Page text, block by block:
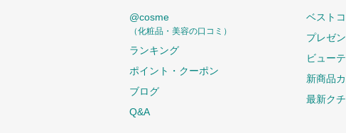
@cosme
（化粧品・美容の口コミ）
ランキング
ポイント・クーポン
ブログ
Q&A
ベスト
プレゼ
ビュー
新商品
最新ク